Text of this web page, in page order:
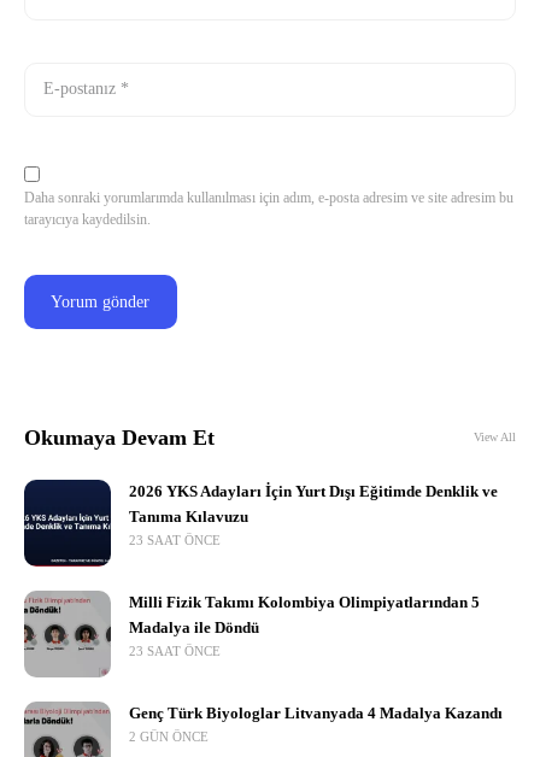
Daha sonraki yorumlarımda kullanılması için adım, e-posta adresim ve site adresim bu
tarayıcıya kaydedilsin.
Okumaya Devam Et View All
2026 YKS Adayları İçin Yurt Dışı Eğitimde Denklik ve
Tanıma Kılavuzu
23 SAAT ÖNCE
Milli Fizik Takımı Kolombiya Olimpiyatlarından 5
Madalya ile Döndü
23 SAAT ÖNCE
Genç Türk Biyologlar Litvanyada 4 Madalya Kazandı
2 GÜN ÖNCE